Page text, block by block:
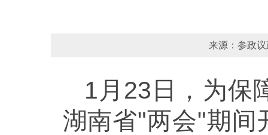
来源：参政
1月23日，为保
湖南省"两会"期间